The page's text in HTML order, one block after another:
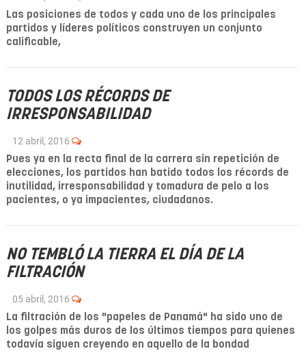
Las posiciones de todos y cada uno de los principales
partidos y líderes políticos construyen un conjunto
calificable,
TODOS LOS RÉCORDS DE
IRRESPONSABILIDAD
12 abril, 2016
Pues ya en la recta final de la carrera sin repetición de
elecciones, los partidos han batido todos los récords de
inutilidad, irresponsabilidad y tomadura de pelo a los
pacientes, o ya impacientes, ciudadanos.
NO TEMBLÓ LA TIERRA EL DÍA DE LA
FILTRACIÓN
05 abril, 2016
La filtración de los "papeles de Panamá" ha sido uno de
los golpes más duros de los últimos tiempos para quienes
todavía siguen creyendo en aquello de la bondad